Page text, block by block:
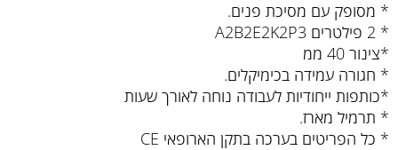
* מסופק עם מסיכת פנים.
* 2 פילטרים A2B2E2K2P3
*צינור 40 ממ
* חגורה עמידה בכימיקלים.
*כותפות ייחודיות לעבודה נוחה לאורך שעות
* תרמיל מארז.
* כל הפריטים בערכה בתקן הארופאי CE